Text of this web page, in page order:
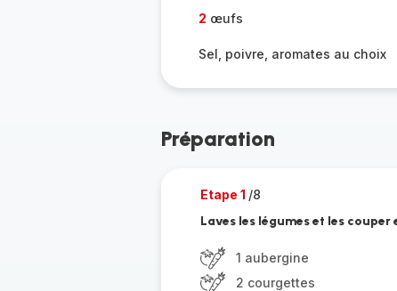
2 œufs
Sel, poivre, aromates au choix
Préparation
Etape 1 /8
Laves les légumes et les couper
1 aubergine
2 courgettes